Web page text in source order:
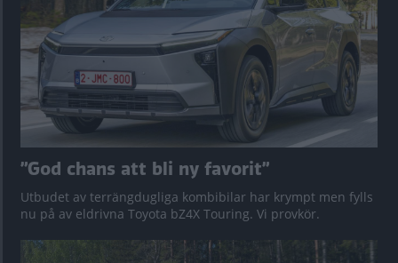
”God chans att bli ny favorit”
Utbudet av terrängdugliga kombibilar har krympt men fylls
nu på av eldrivna Toyota bZ4X Touring. Vi provkör.